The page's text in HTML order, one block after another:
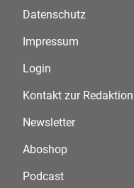
Datenschutz
Impressum
Login
Kontakt zur Redaktion
Newsletter
Aboshop
Podcast